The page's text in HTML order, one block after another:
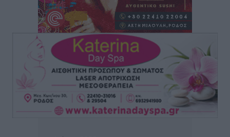
Τοπικές Ειδήσεις• πριν 5 ώρες
Δεύτερη πηγή εισοδήματος για τους επαγγελματίες
ψαράδες ο αλιευτικός τουρισμός
Ειδήσεις πριν 5 ώρες
Μαρία Εκμεκτσίογλου: Η πίστη μου είναι το
μεγαλύτερο στήριγμα μου – Το προσκύνημα στην ιερά
Μονή Πανορμίτη